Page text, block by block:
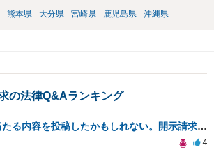
熊本県 大分県 宮崎県 鹿児島県 沖縄県
の法律Q&Aランキング
誹謗中傷に当たる内容を投稿したかもしれない。開示請求や民事刑事裁判に発展しうるのか教えて欲しい。
4